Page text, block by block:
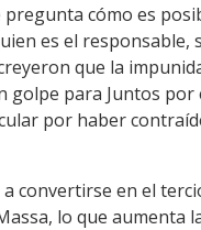
cómo es
es el responsable,
creyeron que la
para Juntos
por haber
convertirse en el
lo que